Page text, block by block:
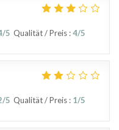
/5 Qualität / Preis :4/5
/5 Qualität / Preis : 1/5